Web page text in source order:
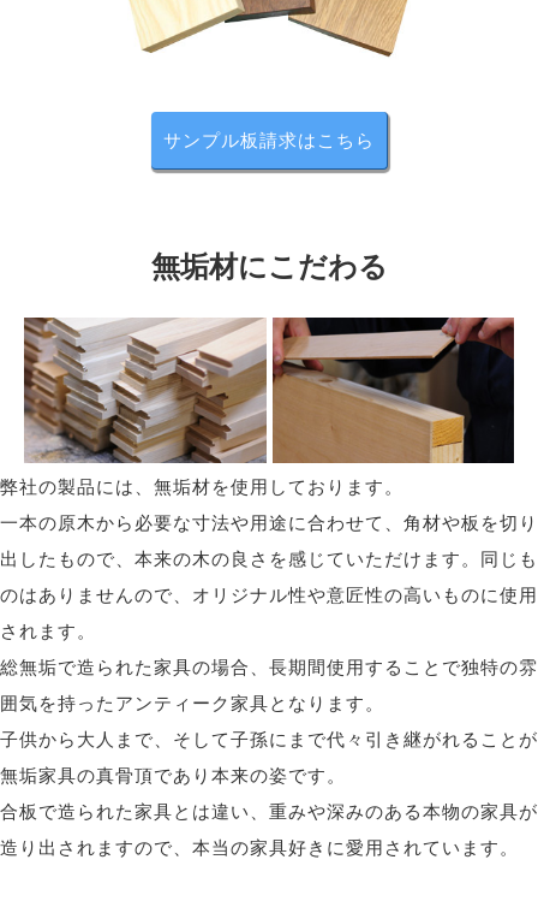
サンプル板請求はこちら
無垢材にこだわる
弊社の製品には、無垢材を使用しております。
一本の原木から必要な寸法や用途に合わせて、角材や板を切り
出したもので、本来の木の良さを感じていただけます。同じも
のはありませんので、オリジナル性や意匠性の高いものに使用
されます。
総無垢で造られた家具の場合、長期間使用することで独特の雰
囲気を持ったアンティーク家具となります。
子供から大人まで、そして子孫にまで代々引き継がれることが
無垢家具の真骨頂であり本来の姿です。
合板で造られた家具とは違い、重みや深みのある本物の家具が
造り出されますので、本当の家具好きに愛用されています。